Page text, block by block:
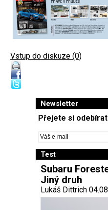
Vstup do diskuze (0)
Newsletter
Přejete si
Test
Subaru
Jiný druh
Lukáš Dittrich